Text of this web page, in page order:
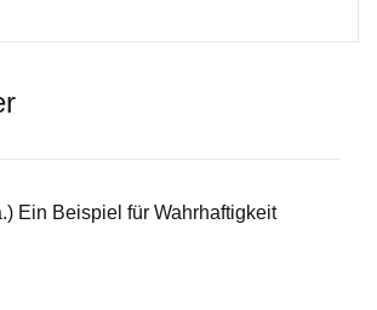
Ein Beispiel für Wahrhaftigkeit